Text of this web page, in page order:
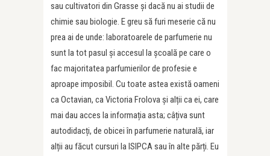
sau cultivatori din Grasse și dacă nu ai studii de
chimie sau biologie. E greu să furi meserie că nu
prea ai de unde: laboratoarele de parfumerie nu
sunt la tot pasul și accesul la școală pe care o
fac majoritatea parfumierilor de profesie e
aproape imposibil. Cu toate astea există oameni
ca Octavian, ca Victoria Frolova și alții ca ei, care
mai dau acces la informația asta; câțiva sunt
autodidacți, de obicei în parfumerie naturală, iar
alții au făcut cursuri la ISIPCA sau în alte părți. Eu